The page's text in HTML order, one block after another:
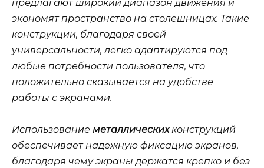
предлагают широкий диапазон движения и
экономят пространство на столешницах. Такие
конструкции, благодаря своей
универсальности, легко адаптируются под
любые потребности пользователя, что
положительно сказывается на удобстве
работы с экранами.
Использование металлическихконструкций
обеспечиваетнадёжную фиксацию экранов,
благодаря чему экраны держатся крепко и без